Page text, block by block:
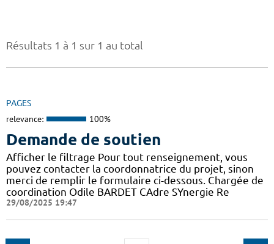
Résultats 1 à 1 sur 1 au total
PAGES
relevance: 100%
Demande de soutien
Afficher le filtrage Pour tout renseignement, vous
pouvez contacter la coordonnatrice du projet, sinon
merci de remplir le formulaire ci-dessous. Chargée de
coordination Odile BARDET CAdre SYnergie Re
29/08/2025 19:47